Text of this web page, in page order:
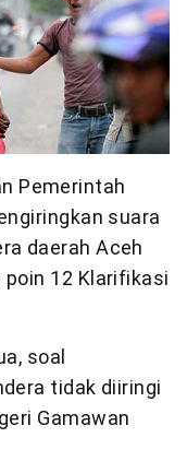
Pemerintah
suara
daerah Aceh
12 Klarifikasi
soal
tidak diiringi
Gamawan